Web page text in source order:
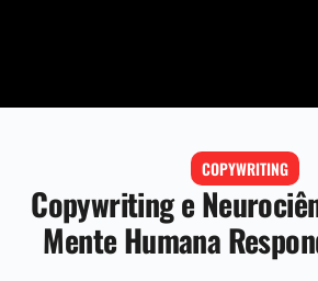
COPYWRITING
Copywriting e
Mente Humana